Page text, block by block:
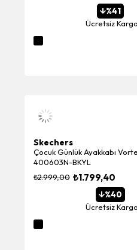
%41
Ücretsiz Kargo
Skechers
Çocuk Günlük Ayakkabı
400603N-BKYL
₺1.799,40
₺2.999,00
%40
Ücretsiz Kargo